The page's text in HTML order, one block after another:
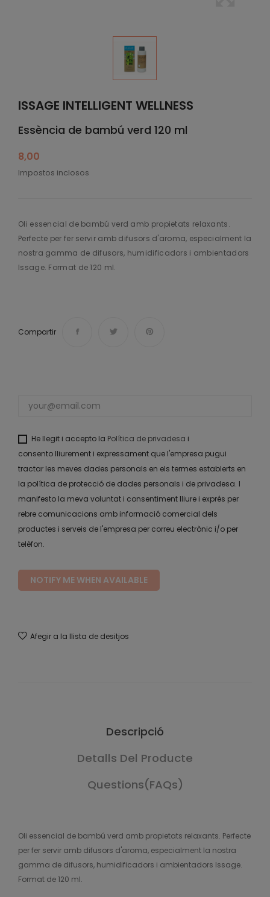
ISSAGE INTELLIGENT WELLNESS
Essència de bambú verd 120 ml
8,00
Impostos inclosos
Oli essencial de bambú verd amb propietats relaxants.
Perfecte per fer servir amb difusors d'aroma, especialment la
nostra gamma de difusors, humidificadors i ambientadors
Issage. Format de 120 ml.
Compartir
He llegit i accepto la Política de privadesa i
consento lliurement i expressament que l'empresa pugui
tractar les meves dades personals en els termes establerts en
la política de protecció de dades personals i de privadesa. I
manifesto la meva voluntat i consentiment lliure i exprés per
rebre comunicacions amb informació comercial dels
productes i serveis de l'empresa per correu electrònic i/o per
telèfon.
NOTIFY ME WHEN AVAILABLE
Afegir a la llista de desitjos
Descripció
Detalls Del Producte
Questions(FAQs)
Oli essencial de bambú verd amb propietats relaxants. Perfecte
per fer servir amb difusors d'aroma, especialment la nostra
gamma de difusors, humidificadors i ambientadors Issage.
Format de 120 ml.